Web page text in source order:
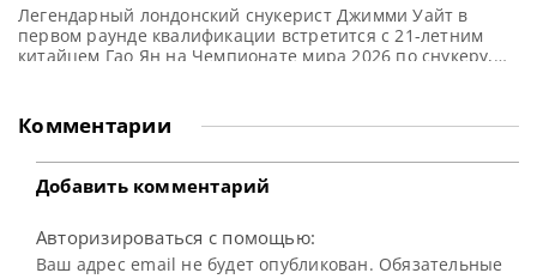
возвращением в Крусибл
Легендарный лондонский снукерист Джимми Уайт в
первом раунде квалификации встретится с 21-летним
китайцем Гао Ян на Чемпионате мира 2026 по снукеру,
путь к возвращению на Чемпионат мира по снукеру. В
возрасте 63 лет он до сих пор выступает на
профессиональном уровне.
Комментарии
Добавить комментарий
Авторизироваться с помощью:
Ваш адрес email не будет опубликован. Обязательные